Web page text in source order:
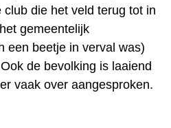
die het veld terug tot in
gemeentelijk
een beetje in verval was)
de bevolking is laaiend
vaak over aangesproken.